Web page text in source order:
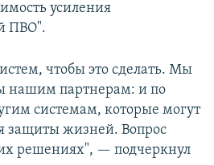
усиления
ПВО".
чтобы это сделать. Мы
нашим партнерам: и по
системам, которые могут
защиты жизней. Вопрос
решениях", — подчеркнул